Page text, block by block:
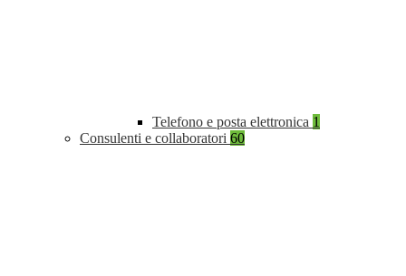
Telefono e posta elettronica 1
Consulenti e collaboratori 60